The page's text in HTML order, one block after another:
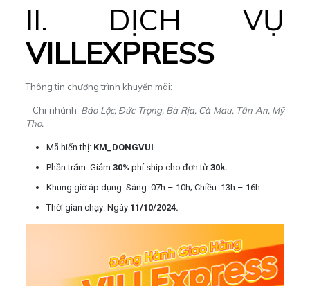
II. DỊCH VỤ
VILLEXPRESS
Thông tin chương trình khuyến mãi:
– Chi nhánh: Bảo Lộc, Đức Trọng, Bà Rịa, Cà Mau, Tân An, Mỹ
Tho.
Mã hiển thị: KM_DONGVUI
Phần trăm: Giảm 30% phí ship cho đơn từ 30k.
Khung giờ áp dụng: Sáng: 07h – 10h; Chiều: 13h – 16h.
Thời gian chạy: Ngày 11/10/2024.